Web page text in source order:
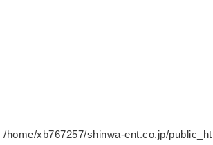
/home/xb767257/shinwa-ent.co.jp/